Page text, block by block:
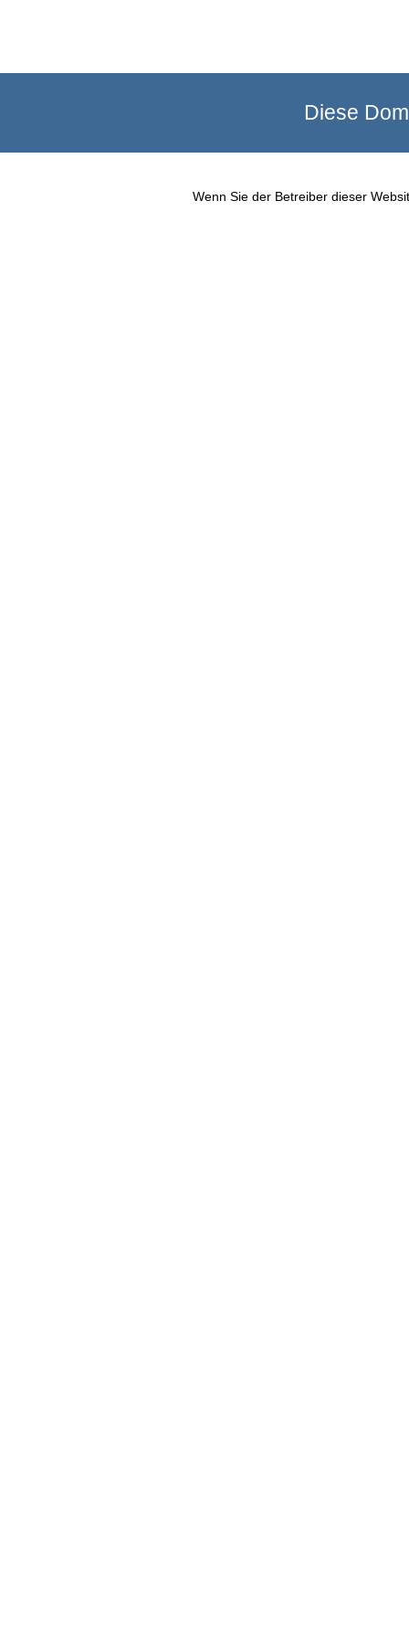
Diese
Wenn Sie der Betreiber dieser